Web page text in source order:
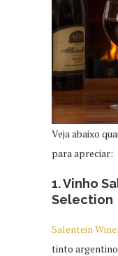
Veja abaixo
para apreciar:
1. Vinho
Selection
Salentein
tinto argentino